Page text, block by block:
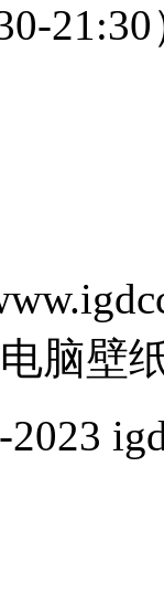
21:30
脑壁